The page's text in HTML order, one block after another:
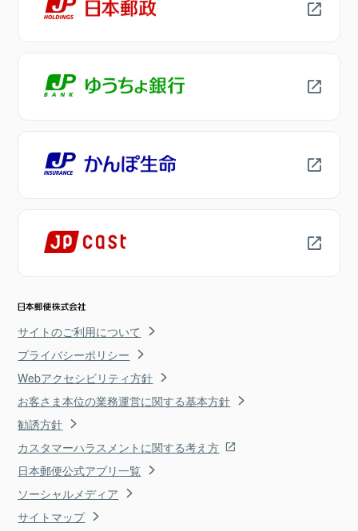
サイトのご利用について
プライバシーポリシー
Webアクセシビリティ方針
お客さま本位の業務運営に関する基本方針
勧誘方針
カスタマーハラスメントに関する考え方
日本郵便公式アプリ一覧
ソーシャルメディア
サイトマップ